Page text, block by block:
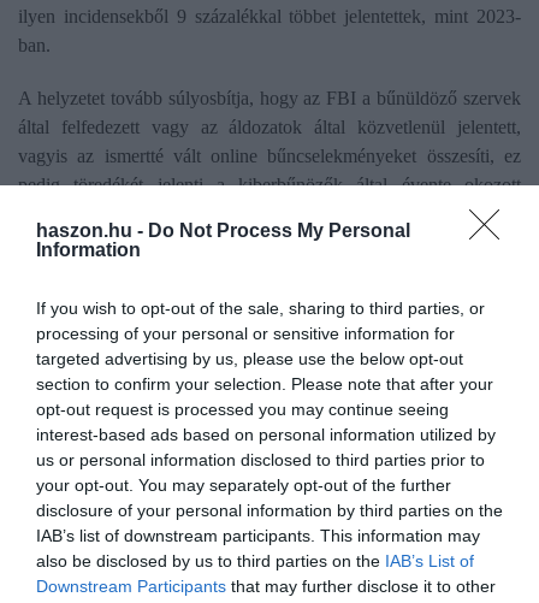
haszon.hu - Do Not Process My Personal
Information
If you wish to opt-out of the sale, sharing to third parties, or
processing of your personal or sensitive information for
targeted advertising by us, please use the below opt-out
section to confirm your selection. Please note that after your
opt-out request is processed you may continue seeing
interest-based ads based on personal information utilized by
us or personal information disclosed to third parties prior to
your opt-out. You may separately opt-out of the further
disclosure of your personal information by third parties on the
IAB’s list of downstream participants. This information may
also be disclosed by us to third parties on the IAB’s List of
Downstream Participants that may further disclose it to other
ilyen incidensekből 9 százalékkal többet jelentettek, mint 2023-
ban.
A helyzetet tovább súlyosbítja, hogy az FBI a bűnüldöző szervek
által felfedezett vagy az áldozatok által közvetlenül jelentett,
vagyis az ismertté vált online bűncselekményeket összesíti, ez
pedig töredékét jelenti a kiberbűnözők által évente okozott
tényleges károknak az USA-ban és világszerte, mivel az
incidensek nagy része észrevétlen marad, vagy sosem jelentik be a
Olvasd el ezt is!
Új megoldás az OTP-től az átutalásos csalások
kivédésre
Kibertámadás a Rossmann ellen
Veszélyben a TAJ-kártyások, riasztás az
egészségbiztosítótól